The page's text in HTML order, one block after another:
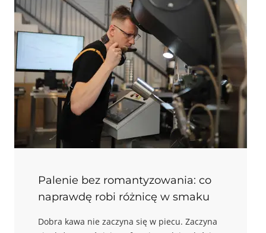
osiągnęła już wystarczającą stabilność
ekstrakcyjną, a zarazem nie utraciła jeszcze
istotnej części swojego potencjału
aromatycznego. Takie ujęcie odpowiada temu,
w jaki sposób świeżość kawy opisuje się w
badaniach: przez analizę kinetyki
odgazowania oraz przez monitorowanie zmian
w profilu lotnych związków aromatycznych w
czasie.
Palenie bez romantyzowania: co
naprawdę robi różnicę w smaku
Dobra kawa nie zaczyna się w piecu. Zaczyna